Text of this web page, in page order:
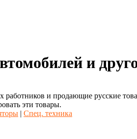
и
и продающие русские
эти товары.
| Спец. техника